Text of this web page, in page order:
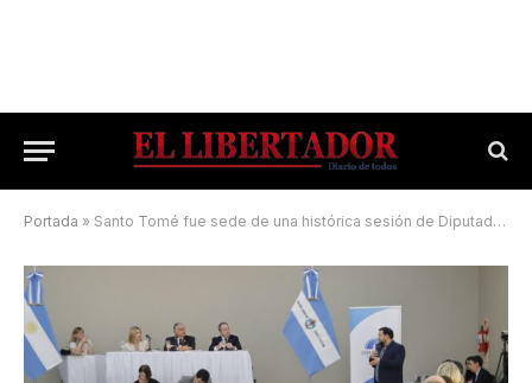
Portada » Santo Tomé fue sede de una histórica sesión de Diputados